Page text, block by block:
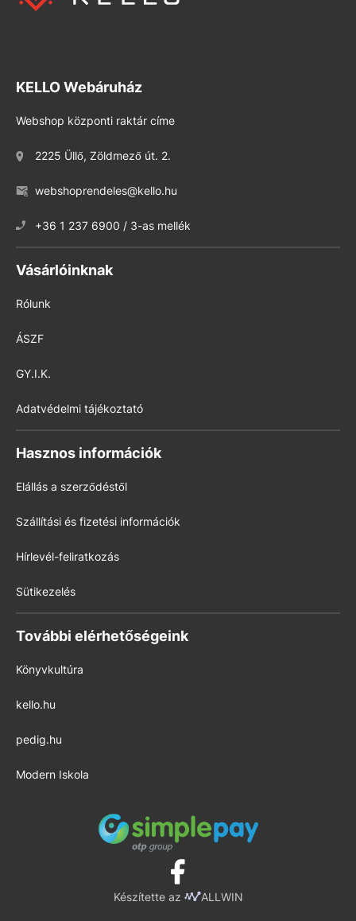
KELLO Webáruház
Webshop központi raktár címe
2225 Üllő, Zöldmező út. 2.
webshoprendeles@kello.hu
+36 1 237 6900 / 3-as mellék
Vásárlóinknak
Rólunk
ÁSZF
GY.I.K.
Adatvédelmi tájékoztató
Hasznos információk
Elállás a szerződéstől
Szállítási és fizetési információk
Hírlevél-feliratkozás
Sütikezelés
További elérhetőségeink
Könyvkultúra
kello.hu
pedig.hu
Modern Iskola
Készítette az ALLWIN